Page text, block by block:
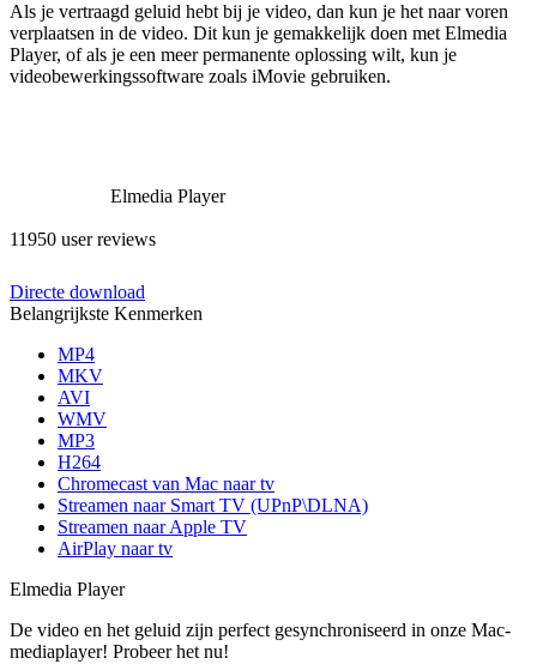
Als je vertraagd geluid hebt bij je video, dan kun je het naar voren
verplaatsen in de video. Dit kun je gemakkelijk doen met Elmedia
Player, of als je een meer permanente oplossing wilt, kun je
videobewerkingssoftware zoals iMovie gebruiken.
Elmedia Player
11950 user reviews
Directe download
Belangrijkste Kenmerken
MP4
MKV
AVI
WMV
MP3
H264
Chromecast van Mac naar tv
Streamen naar Smart TV (UPnP\DLNA)
Streamen naar Apple TV
AirPlay naar tv
Elmedia Player
De video en het geluid zijn perfect gesynchroniseerd in onze Mac-
mediaplayer! Probeer het nu!